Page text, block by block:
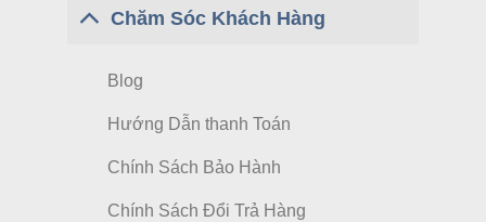
Chăm Sóc Khách Hàng
Blog
Hướng Dẫn thanh Toán
Chính Sách Bảo Hành
Chính Sách Đổi Trả Hàng